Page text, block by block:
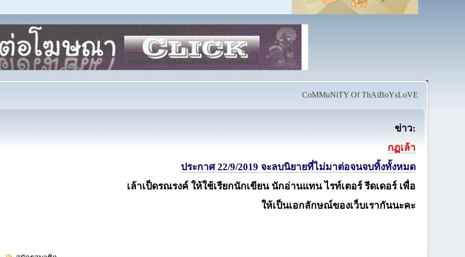
CoMMuNiTY Of ThAiBoYsLoVE
ข่าว:
กฏเล้า
ประกาศ 22/9/2019 จะลบนิยายที่ไม่มาต่อจนจบทิ้งทั้งหมด
เล้าเป็ดรณรงค์ ให้ใช้เรียกนักเขียน นักอ่านแทน ไรท์เตอร์ รีดเดอร์ เพื่อ
ให้เป็นเอกลักษณ์ของเว็บเรากันนะคะ